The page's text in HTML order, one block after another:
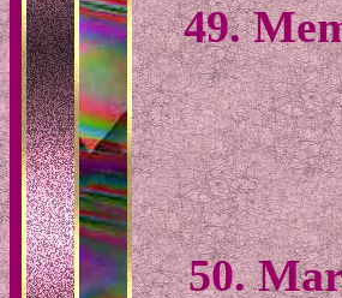
49.
50.